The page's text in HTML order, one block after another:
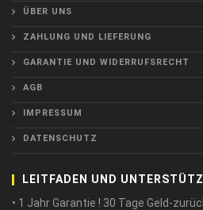
ÜBER UNS
ZAHLUNG UND LIEFERUNG
GARANTIE UND WIDERRUFSRECHT
AGB
IMPRESSUM
DATENSCHUTZ
LEITFADEN UND
• 1 Jahr Garantie ! 30 Tage Geld-